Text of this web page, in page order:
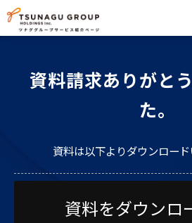
導入事例
イベント・セミナ
資料請求ありがと
た。
資料は以下よりダウンロード
資料をダウンロ